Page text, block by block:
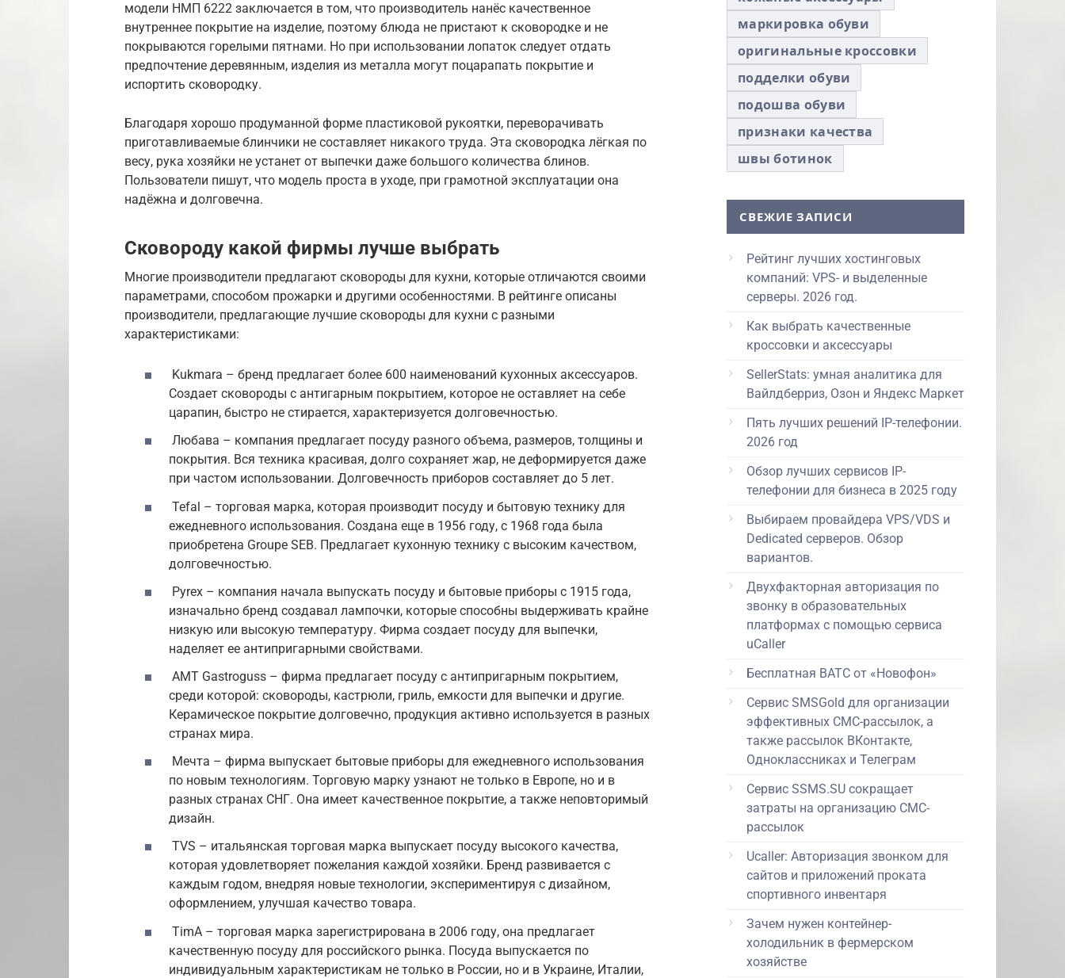
модели НМП 6222 заключается в том, что производитель нанёс качественное
внутреннее покрытие на изделие, поэтому блюда не пристают к сковородке и не
покрываются горелыми пятнами. Но при использовании лопаток следует отдать
предпочтение деревянным, изделия из металла могут поцарапать покрытие и
испортить сковородку.
Благодаря хорошо продуманной форме пластиковой рукоятки, переворачивать
приготавливаемые блинчики не составляет никакого труда. Эта сковородка лёгкая по
весу, рука хозяйки не устанет от выпечки даже большого количества блинов.
Пользователи пишут, что модель проста в уходе, при грамотной эксплуатации она
надёжна и долговечна.
Сковороду какой фирмы лучше выбрать
Многие производители предлагают сковороды для кухни, которые отличаются своими
параметрами, способом прожарки и другими особенностями. В рейтинге описаны
производители, предлагающие лучшие сковороды для кухни с разными
характеристиками:
Kukmara – бренд предлагает более 600 наименований кухонных аксессуаров.
Создает сковороды с антигарным покрытием, которое не оставляет на себе
царапин, быстро не стирается, характеризуется долговечностью.
Любава – компания предлагает посуду разного объема, размеров, толщины и
покрытия. Вся техника красивая, долго сохраняет жар, не деформируется даже
при частом использовании. Долговечность приборов составляет до 5 лет.
Tefal – торговая марка, которая производит посуду и бытовую технику для
ежедневного использования. Создана еще в 1956 году, с 1968 года была
приобретена Groupe SEB. Предлагает кухонную технику с высоким качеством,
долговечностью.
Pyrex – компания начала выпускать посуду и бытовые приборы с 1915 года,
изначально бренд создавал лампочки, которые способны выдерживать крайне
низкую или высокую температуру. Фирма создает посуду для выпечки,
наделяет ее антипригарными свойствами.
AMT Gastroguss – фирма предлагает посуду с антипригарным покрытием,
среди которой: сковороды, кастрюли, гриль, емкости для выпечки и другие.
Керамическое покрытие долговечно, продукция активно используется в разных
странах мира.
Мечта – фирма выпускает бытовые приборы для ежедневного использования
по новым технологиям. Торговую марку узнают не только в Европе, но и в
разных странах СНГ. Она имеет качественное покрытие, а также неповторимый
дизайн.
TVS – итальянская торговая марка выпускает посуду высокого качества,
которая удовлетворяет пожелания каждой хозяйки. Бренд развивается с
каждым годом, внедряя новые технологии, экспериментируя с дизайном,
оформлением, улучшая качество товара.
TimA – торговая марка зарегистрирована в 2006 году, она предлагает
качественную посуду для российского рынка. Посуда выпускается по
индивидуальным характеристикам не только в России, но и в Украине, Италии,
маркировка обуви
оригинальные кроссовки
подделки обуви
подошва обуви
признаки качества
швы ботинок
СВЕЖИЕ ЗАПИСИ
Рейтинг лучших хостинговых
компаний: VPS- и выделенные
серверы. 2026 год.
Как выбрать качественные
кроссовки и аксессуары
SellerStats: умная аналитика для
Вайлдберриз, Озон и Яндекс Маркет
Пять лучших решений IP-телефонии.
2026 год
Обзор лучших сервисов IP-
телефонии для бизнеса в 2025 году
Выбираем провайдера VPS/VDS и
Dedicated серверов. Обзор
вариантов.
Двухфакторная авторизация по
звонку в образовательных
платформах с помощью сервиса
uCaller
Бесплатная ВАТС от «Новофон»
Сервис SMSGold для организации
эффективных СМС-рассылок, а
также рассылок ВКонтакте,
Одноклассниках и Телеграм
Сервис SSMS.SU сокращает
затраты на организацию СМС-
рассылок
Ucaller: Авторизация звонком для
сайтов и приложений проката
спортивного инвентаря
Зачем нужен контейнер-
холодильник в фермерском
хозяйстве